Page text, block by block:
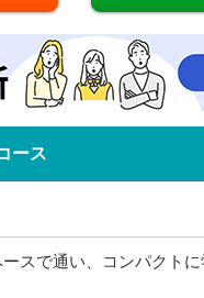
ース
スで通い、コンパクトに